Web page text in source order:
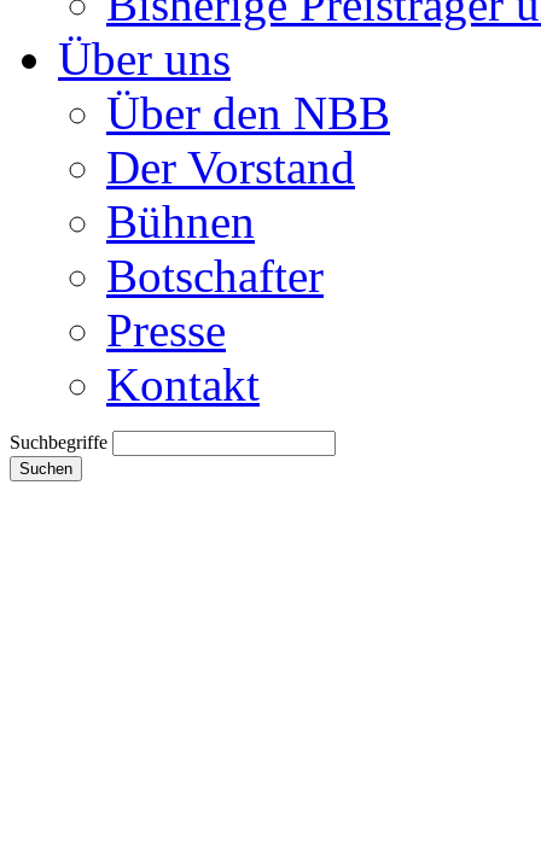
Über uns
Über den NBB
Der Vorstand
Bühnen
Botschafter
Presse
Kontakt
Suchbegriffe
Suchen